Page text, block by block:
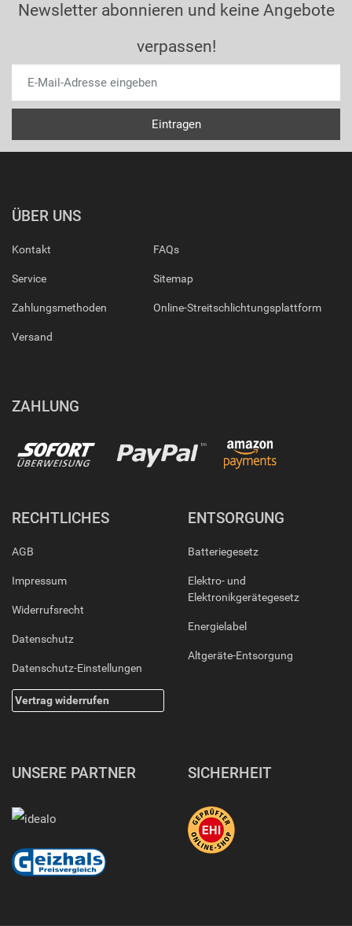
Newsletter abonnieren und keine Angebote
verpassen!
ÜBER UNS
Kontakt
Service
Zahlungsmethoden
Versand
FAQs
Sitemap
Online-Streitschlichtungsplattform
ZAHLUNG
RECHTLICHES
AGB
Impressum
Widerrufsrecht
Datenschutz
Datenschutz-Einstellungen
Vertrag widerrufen
ENTSORGUNG
Batteriegesetz
Elektro- und
Elektronikgerätegesetz
Energielabel
Altgeräte-Entsorgung
UNSERE PARTNER SICHERHEIT